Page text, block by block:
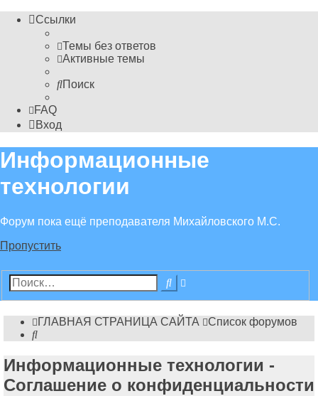
Ссылки
Темы без ответов
Активные темы
Поиск
FAQ
Вход
Информационные
технологии
Форум пока ещё преподавателя Михайловского М.С.
Пропустить
Поиск
ГЛАВНАЯ СТРАНИЦА САЙТА
Список форумов
Поиск
Информационные технологии -
Соглашение о конфиденциальности